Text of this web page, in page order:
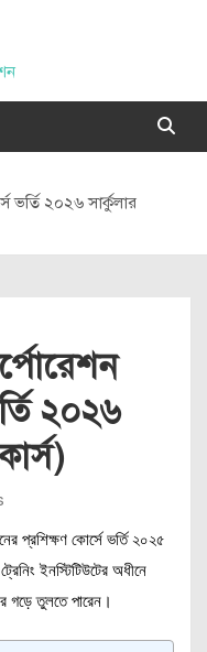
ভর্তি ২০২৬ সার্কুলার
২০২৬
প্রশিক্ষণ কোর্সে ভর্তি ২০২৫
ইনস্টিটিউটের অধীনে
গড়ে তুলতে পারেন।